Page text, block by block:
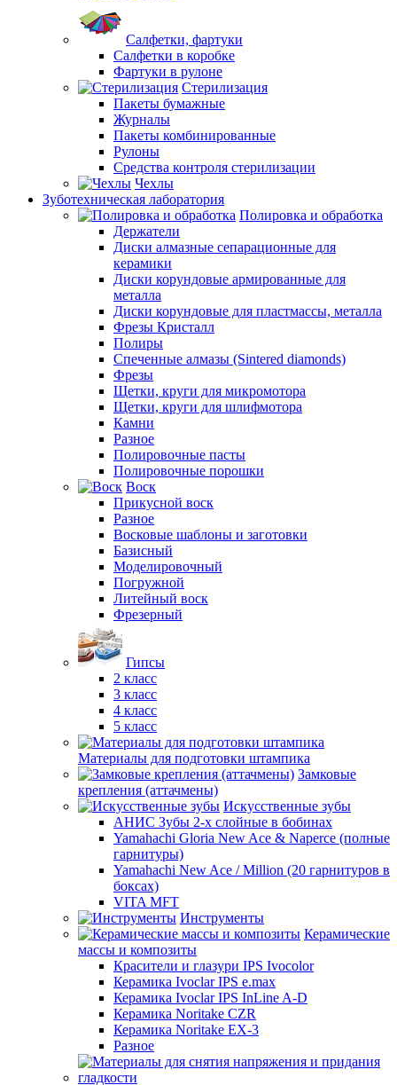
Салфетки, фартуки
Салфетки в коробке
Фартуки в рулоне
Стерилизация
Пакеты бумажные
Журналы
Пакеты комбинированные
Рулоны
Средства контроля стерилизации
Чехлы
Зуботехническая лаборатория
Полировка и обработка
Держатели
Диски алмазные сепарационные для
керамики
Диски корундовые армированные для
металла
Диски корундовые для пластмассы, металла
Фрезы Кристалл
Полиры
Спеченные алмазы (Sintered diamonds)
Фрезы
Щетки, круги для микромотора
Щетки, круги для шлифмотора
Камни
Разное
Полировочные пасты
Полировочные порошки
Воск
Прикусной воск
Разное
Восковые шаблоны и заготовки
Базисный
Моделировочный
Погружной
Литейный воск
Фрезерный
Гипсы
2 класс
3 класс
4 класс
5 класс
Материалы для подготовки штампика
Замковые
крепления (аттачмены)
Искусственные зубы
АНИС Зубы 2-х слойные в бобинах
Yamahachi Gloria New Ace & Naperce (полные
гарнитуры)
Yamahachi New Ace / Million (20 гарнитуров в
боксах)
VITA MFT
Инструменты
Керамические
массы и композиты
Красители и глазури IPS Ivocolor
Керамика Ivoclar IPS e.max
Керамика Ivoclar IPS InLine A-D
Керамика Noritake CZR
Керамика Noritake EX-3
Разное